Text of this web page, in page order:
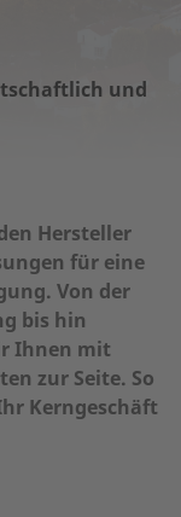
und
Hersteller
für eine
Von der
bis hin
Ihnen mit
zur Seite. So
Kerngeschäft